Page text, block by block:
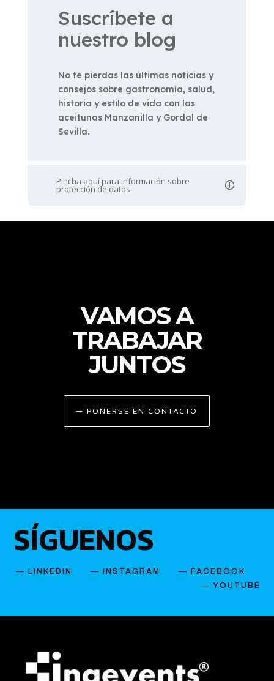
Suscríbete a
nuestro blog
No te pierdas las últimas noticias y
consejos sobre gastronomía, salud,
historia y estilo de vida con las
aceitunas Manzanilla y Gordal de
Sevilla.
Pincha aquí para información sobre
protección de datos
VAMOS A
TRABAJAR
JUNTOS
— PONERSE EN CONTACTO
SÍGUENOS
— LINKEDIN — INSTAGRAM — FACEBOOK
— YOUTUBE